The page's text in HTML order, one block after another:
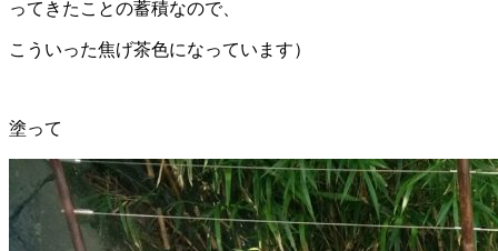
ってきたことの蓄積なので、
こういった焦げ茶色になっています）
塗って